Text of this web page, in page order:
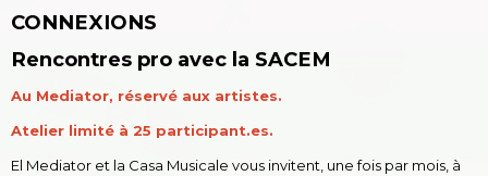
CONNEXIONS
Rencontres pro avec la SACEM
Au Mediator, réservé aux artistes.
Atelier limité à 25 participant.es.
El Mediator et la Casa Musicale vous invitent, une fois par mois, à